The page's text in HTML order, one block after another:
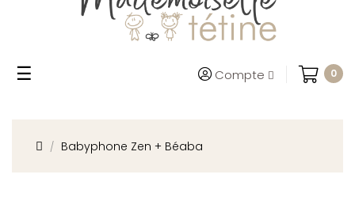
Basculer
☰ Compte 0
Babyphone Zen + Béaba